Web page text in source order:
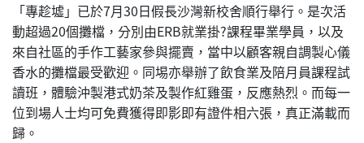
「專趁墟」已於7月30日假長沙灣新校舍順行舉行。是次活
動超過20個攤檔，分別由ERB就業掛?課程畢業學員，以及
來自社區的手作工藝家參與擺賣，當中以顧客親自調製心儀
香水的攤檔最受歡迎。同埸亦舉辦了飲食業及陪月員課程試
讀班，體驗沖製港式奶茶及製作紅雞蛋，反應熱烈。而每一
位到場人士均可免費獲得即影即有證件相六張，真正滿載而
歸。